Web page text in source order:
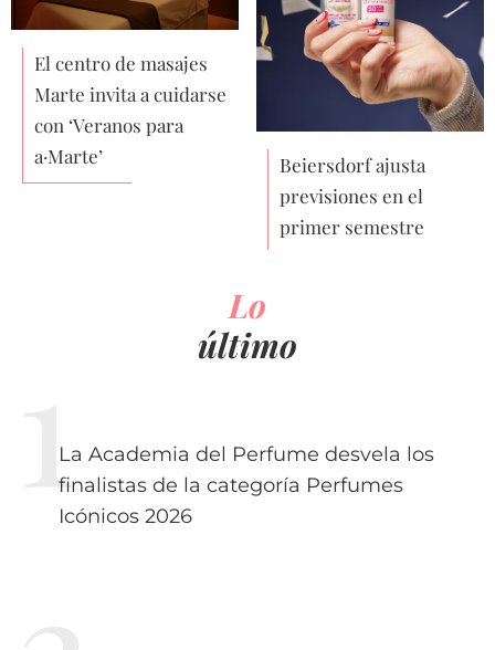
El centro de masajes
Marte invita a cuidarse
con ‘Veranos para
a·Marte’
Beiersdorf ajusta
previsiones en el
primer semestre
Lo
último
La Academia del Perfume desvela los
finalistas de la categoría Perfumes
Icónicos 2026